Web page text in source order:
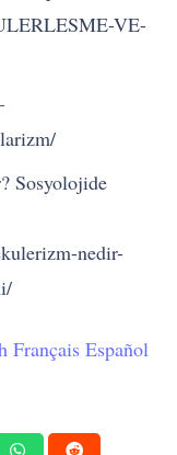
VE-
Sosyolojide
nedir-
Français Español